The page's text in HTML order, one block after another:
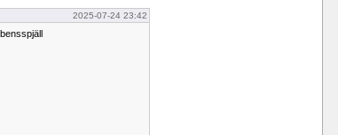
2025-07-24 23:42